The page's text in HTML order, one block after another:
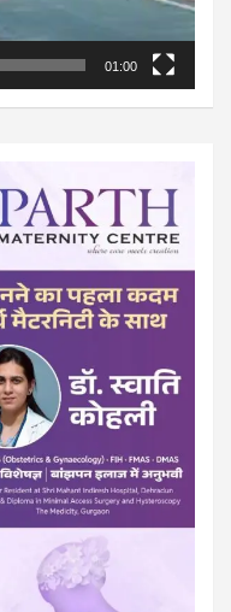
01:00